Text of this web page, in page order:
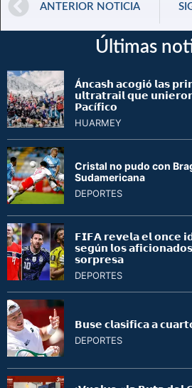
ANTERIOR NOTICIA
Últimas
Á𝗻𝗰𝗮𝘀𝗵 𝗮𝗰𝗼𝗴𝗶ó 𝗹𝗮𝘀
𝘂𝗹𝘁𝗿𝗮𝘁𝗿𝗮𝗶𝗹 𝗾𝘂𝗲
𝗣𝗮𝗰í𝗳𝗶𝗰𝗼
HUARMEY
Cristal no pudo con
Sudamericana
DEPORTES
𝗙𝗜𝗙𝗔 𝗿𝗲𝘃𝗲𝗹𝗮 𝗲𝗹 𝗼𝗻𝗰𝗲
𝘀𝗲𝗴ú𝗻 𝗹𝗼𝘀
𝘀𝗼𝗿𝗽𝗿𝗲𝘀𝗮
DEPORTES
𝗕𝘂𝘀𝗲 𝗰𝗹𝗮𝘀𝗶𝗳𝗶𝗰𝗮 𝗮
DEPORTES